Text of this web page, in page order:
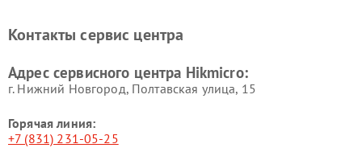
Контакты сервис центра
Адрес сервисного центра Hikmicro:
г. Нижний Новгород, Полтавская улица, 15
Горячая линия:
+7 (831) 231-05-25